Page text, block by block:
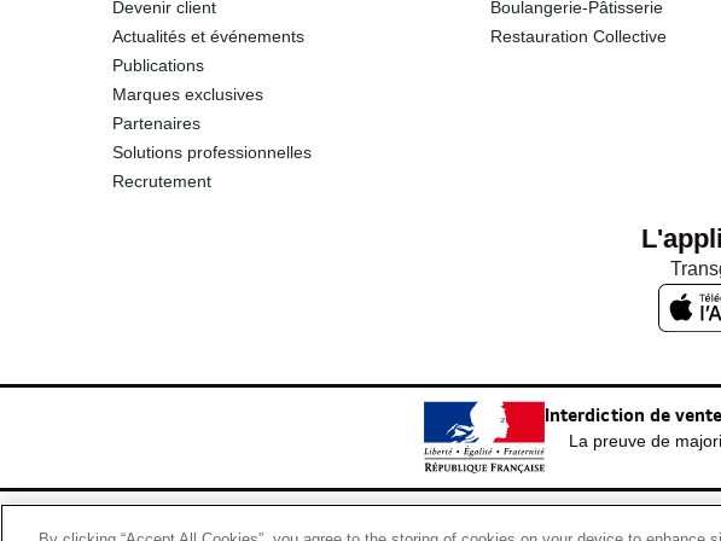
Devenir client
Actualités et événements
Publications
Marques exclusives
Partenaires
Solutions professionnelles
Recrutement
Boulangerie-Pâtisserie
Restauration Collective
Interdiction de
La preuve de